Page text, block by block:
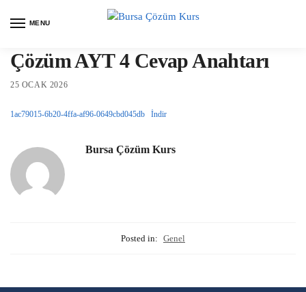
MENU
Çözüm AYT 4 Cevap Anahtarı
25 OCAK 2026
1ac79015-6b20-4ffa-af96-0649cbd045db İndir
Bursa Çözüm Kurs
Posted in: Genel